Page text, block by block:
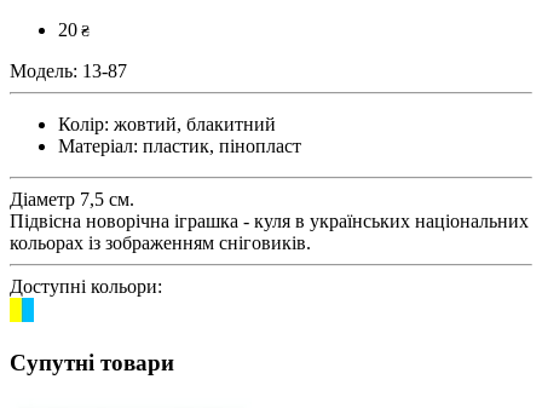
20 ₴
Модель: 13-87
Колір: жовтий, блакитний
Матеріал: пластик, пінопласт
Діаметр 7,5 см.
Підвісна новорічна іграшка - куля в українських національних
кольорах із зображенням сніговиків.
Доступні кольори:
Супутні товари